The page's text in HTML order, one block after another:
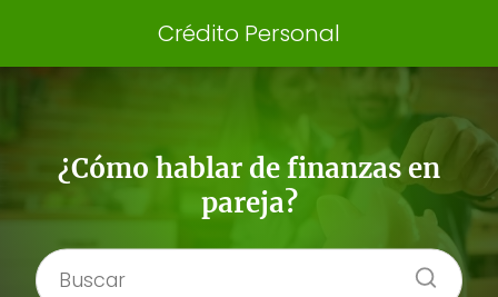
Crédito Personal
¿Cómo hablar de finanzas en
pareja?